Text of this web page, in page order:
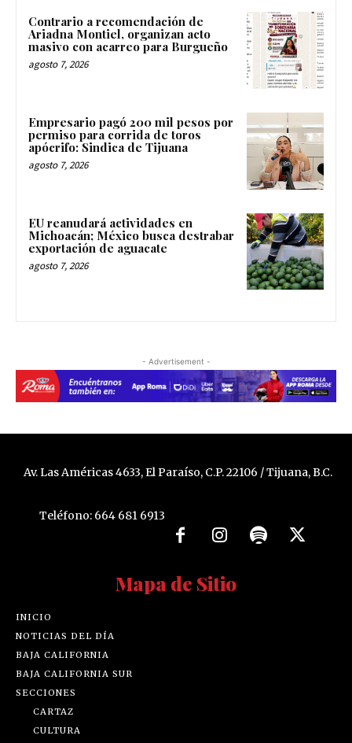
Contrario a recomendación de
Ariadna Montiel, organizan acto
masivo con acarreo para Burgueño
agosto 7, 2026
Empresario pagó 200 mil pesos por
permiso para corrida de toros
apócrifo: Sindica de Tijuana
agosto 7, 2026
EU reanudará actividades en
Michoacán; México busca destrabar
exportación de aguacate
agosto 7, 2026
- Advertisement -
Av. Las Américas 4633, El Paraíso, C.P. 22106 / Tijuana, B.C.
Teléfono: 664 681 6913
Mapa de Sitio
INICIO
NOTICIAS DEL DÍA
BAJA CALIFORNIA
BAJA CALIFORNIA SUR
SECCIONES
CARTAZ
CULTURA